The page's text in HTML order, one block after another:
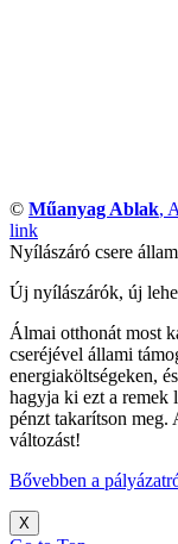
© Műanyag Ablak,
link
Nyílászáró csere
Új nyílászárók, új
Álmai otthonát most
cseréjével állami
energiaköltségeken,
hagyja ki ezt a remek
pénzt takarítson meg.
változást!
Bővebben a
X